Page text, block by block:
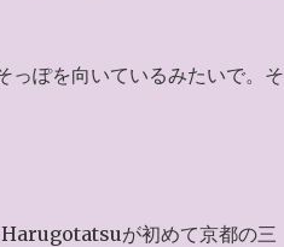
っぽを向いているみたいで。そ
Harugotatsuが初めて京都の三